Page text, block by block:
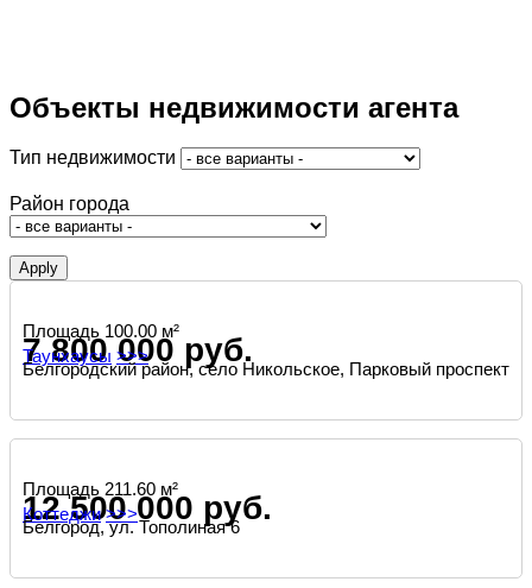
Объекты недвижимости агента
Тип недвижимости
Район города
Площадь 100.00 м²
7 800 000 руб.
Таунхаусы >>>
Белгородский район, село Никольское, Парковый проспект
Площадь 211.60 м²
12 500 000 руб.
Коттеджи >>>
Белгород, ул. Тополиная 6